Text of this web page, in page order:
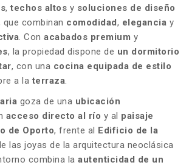
, techos altos y soluciones de diseño
que combinan comodidad , elegancia y
. Con acabados premium y
, la propiedad dispone de un dormitorio
, con una cocina equipada de estilo
a la terraza.
goza de una ubicación
acceso directo al río y al paisaje
de Oporto, frente al
Edificio de la
las joyas de la arquitectura neoclásica
combina la autenticidad de un